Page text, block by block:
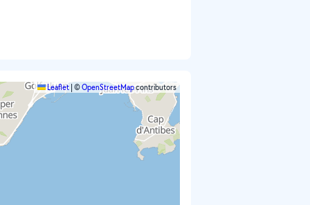
Leaflet ©OpenStreetMapcontributors